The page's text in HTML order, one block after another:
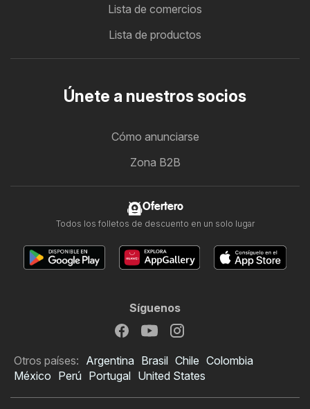
Lista de comercios
Lista de productos
Únete a nuestros socios
Cómo anunciarse
Zona B2B
Ofertero
Todos los folletos de descuento en un solo lugar
Síguenos
Otros países: Argentina Brasil Chile Colombia
México Perú Portugal United States